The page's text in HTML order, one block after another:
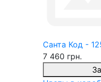
Санта Код -
7 460 грн.